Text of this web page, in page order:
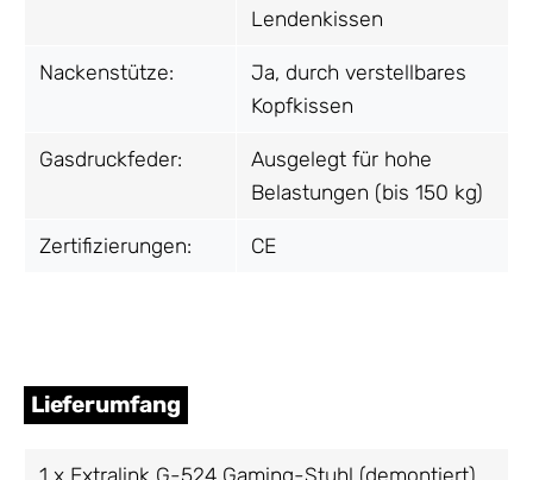
Lendenkissen
Nackenstütze:
Ja, durch verstellbares
Kopfkissen
Gasdruckfeder:
Ausgelegt für hohe
Belastungen (bis 150 kg)
Zertifizierungen: CE
Lieferumfang